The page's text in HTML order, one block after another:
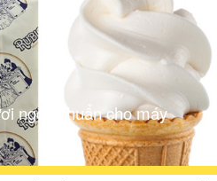
ngon chuẩn cho máy